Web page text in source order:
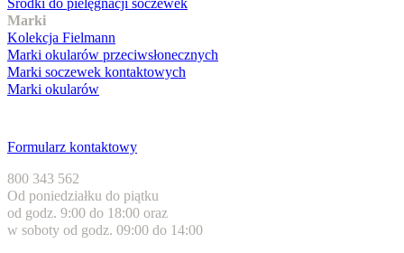
Środki do pielęgnacji soczewek
Marki
Kolekcja Fielmann
Marki okularów przeciwsłonecznych
Marki soczewek kontaktowych
Marki okularów
Formularz kontaktowy
800 343 562
Od poniedziałku do piątku
od godz. 9:00 do 18:00 oraz
w soboty od godz. 09:00 do 14:00